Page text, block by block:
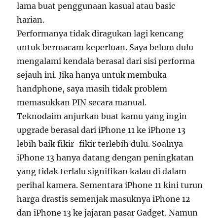
lama buat penggunaan kasual atau basic
harian.
Performanya tidak diragukan lagi kencang
untuk bermacam keperluan. Saya belum dulu
mengalami kendala berasal dari sisi performa
sejauh ini. Jika hanya untuk membuka
handphone, saya masih tidak problem
memasukkan PIN secara manual.
Teknodaim anjurkan buat kamu yang ingin
upgrade berasal dari iPhone 11 ke iPhone 13
lebih baik fikir-fikir terlebih dulu. Soalnya
iPhone 13 hanya datang dengan peningkatan
yang tidak terlalu signifikan kalau di dalam
perihal kamera. Sementara iPhone 11 kini turun
harga drastis semenjak masuknya iPhone 12
dan iPhone 13 ke jajaran pasar Gadget. Namun